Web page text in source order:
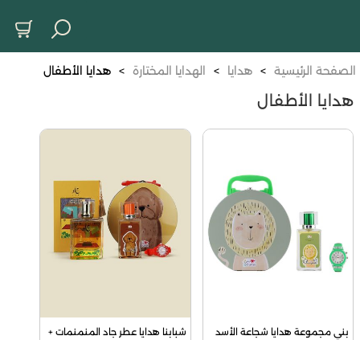
الصفحة الرئيسية > هدايا > الهدايا المختارة > هدايا الأطفال
هدايا الأطفال
بني مجموعة هدايا شجاعة الأسد